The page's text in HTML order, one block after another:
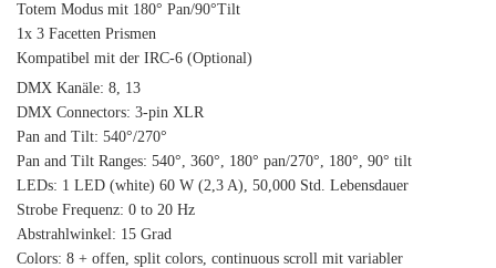
Totem Modus mit 180° Pan/90°Tilt
1x 3 Facetten Prismen
Kompatibel mit der IRC-6 (Optional)
DMX Kanäle: 8, 13
DMX Connectors: 3-pin XLR
Pan and Tilt: 540°/270°
Pan and Tilt Ranges: 540°, 360°, 180° pan/270°, 180°, 90° tilt
LEDs: 1 LED (white) 60 W (2,3 A), 50,000 Std. Lebensdauer
Strobe Frequenz: 0 to 20 Hz
Abstrahlwinkel: 15 Grad
Colors: 8 + offen, split colors, continuous scroll mit variabler